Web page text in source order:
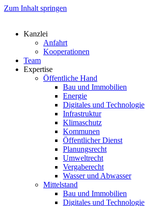
Zum Inhalt springen
Kanzlei
Anfahrt
Kooperationen
Team
Expertise
Öffentliche Hand
Bau und Immobilien
Energie
Digitales und Technologie
Infrastruktur
Klimaschutz
Kommunen
Öffentlicher Dienst
Planungsrecht
Umweltrecht
Vergaberecht
Wasser und Abwasser
Mittelstand
Bau und Immobilien
Digitales und Technologie